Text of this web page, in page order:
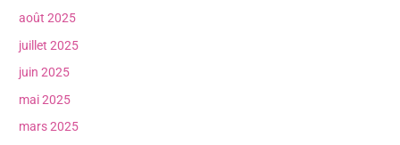
août 2025
juillet 2025
juin 2025
mai 2025
mars 2025